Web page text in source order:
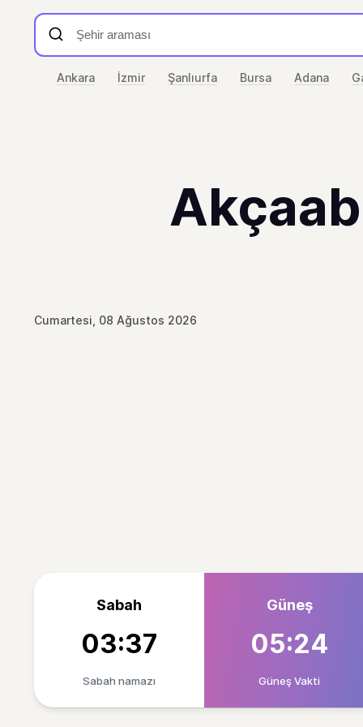
Ankara İzmir Şanlıurfa Bursa Adana
Cumartesi, 08 Ağustos 2026
Sabah
03:37
Sabah namazı
Güneş
05:24
Güneş Vakti